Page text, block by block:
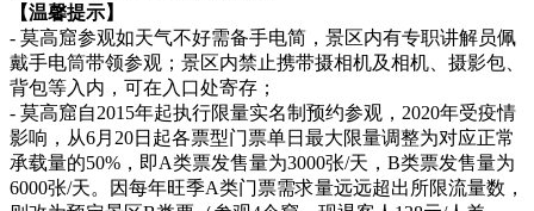
【温馨提示】
- 莫高窟参观如天气不好需备手电简，景区内有专职讲解员佩
戴手电筒带领参观；景区内禁止携带摄相机及相机、摄影包、
背包等入内，可在入口处寄存；
- 莫高窟自2015年起执行限量实名制预约参观，2020年受疫情
影响，从6月20日起各票型门票单日最大限量调整为对应正常
承载量的50%，即A类票发售量为3000张/天，B类票发售量为
6000张/天。因每年旺季A类门票需求量远远超出所限流量数，